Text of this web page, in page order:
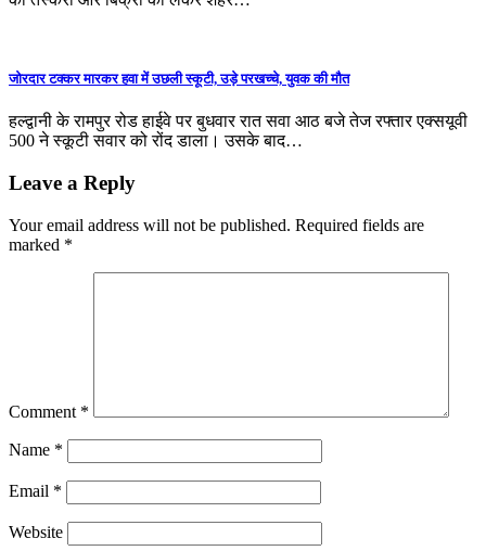
जोरदार टक्कर मारकर हवा में उछली स्कूटी, उड़े परखच्चे, युवक की मौत
हल्द्वानी के रामपुर रोड हाईवे पर बुधवार रात सवा आठ बजे तेज रफ्तार एक्सयूवी
500 ने स्कूटी सवार को रोंद डाला। उसके बाद…
Leave a Reply
Your email address will not be published. Required fields are
marked *
Comment *
Name *
Email *
Website